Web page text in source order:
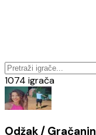
1074 igrača
Odžak / Gračanin